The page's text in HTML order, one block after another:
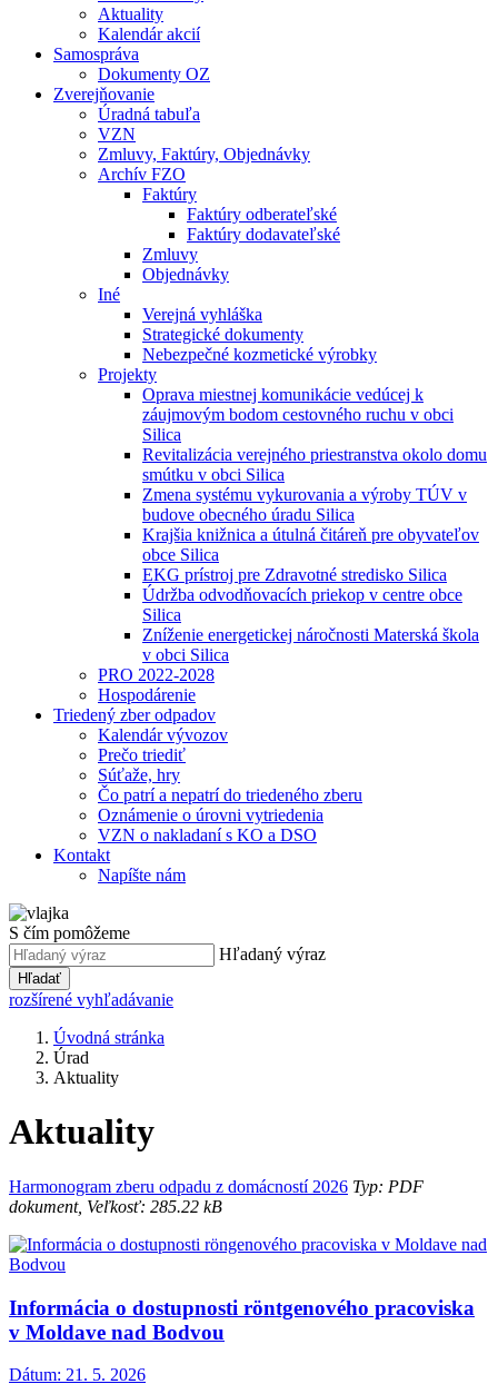
Aktuality
Kalendár akcií
Samospráva
Dokumenty OZ
Zverejňovanie
Úradná tabuľa
VZN
Zmluvy, Faktúry, Objednávky
Archív FZO
Faktúry
Faktúry odberateľské
Faktúry dodavateľské
Zmluvy
Objednávky
Iné
Verejná vyhláška
Strategické dokumenty
Nebezpečné kozmetické výrobky
Projekty
Oprava miestnej komunikácie vedúcej k
záujmovým bodom cestovného ruchu v obci
Silica
Revitalizácia verejného priestranstva okolo domu
smútku v obci Silica
Zmena systému vykurovania a výroby TÚV v
budove obecného úradu Silica
Krajšia knižnica a útulná čitáreň pre obyvateľov
obce Silica
EKG prístroj pre Zdravotné stredisko Silica
Údržba odvodňovacích priekop v centre obce
Silica
Zníženie energetickej náročnosti Materská škola
v obci Silica
PRO 2022-2028
Hospodárenie
Triedený zber odpadov
Kalendár vývozov
Prečo triediť
Súťaže, hry
Čo patrí a nepatrí do triedeného zberu
Oznámenie o úrovni vytriedenia
VZN o nakladaní s KO a DSO
Kontakt
Napíšte nám
S čím pomôžeme
Hľadaný výraz
Hľadať
rozšírené vyhľadávanie
Úvodná stránka
Úrad
Aktuality
Aktuality
Harmonogram zberu odpadu z domácností 2026 Typ: PDF
dokument, Veľkosť: 285.22 kB
Informácia o dostupnosti röntgenového pracoviska
v Moldave nad Bodvou
Dátum: 21. 5. 2026